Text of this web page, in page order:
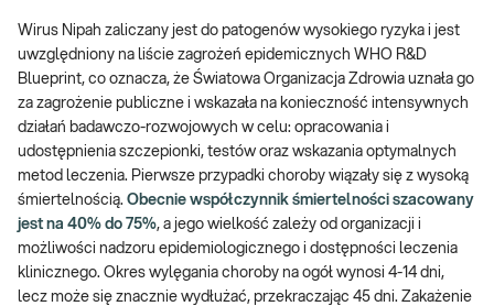
Wirus Nipah zaliczany jest do patogenów wysokiego ryzyka i jest
uwzględniony na liście zagrożeń epidemicznych WHO R&D
Blueprint, co oznacza, że Światowa Organizacja Zdrowia uznała go
za zagrożenie publiczne i wskazała na konieczność intensywnych
działań badawczo-rozwojowych w celu: opracowania i
udostępnienia szczepionki, testów oraz wskazania optymalnych
metod leczenia. Pierwsze przypadki choroby wiązały się z wysoką
śmiertelnością. Obecnie współczynnik śmiertelności szacowany
jest na 40% do 75%, a jego wielkość zależy od organizacji i
możliwości nadzoru epidemiologicznego i dostępności leczenia
klinicznego. Okres wylęgania choroby na ogół wynosi 4-14 dni,
lecz może się znacznie wydłużać, przekraczając 45 dni. Zakażenie